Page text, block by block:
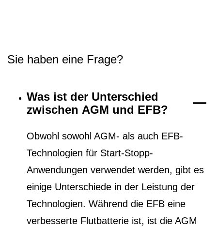
Sie haben eine Frage?
Was ist der Unterschied
zwischen AGM und EFB?
Obwohl sowohl AGM- als auch EFB-
Technologien für Start-Stopp-
Anwendungen verwendet werden, gibt es
einige Unterschiede in der Leistung der
Technologien. Während die EFB eine
verbesserte Flutbatterie ist, ist die AGM